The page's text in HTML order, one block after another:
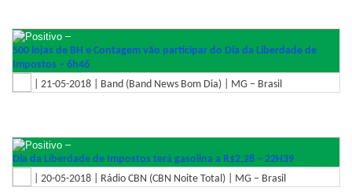
–
500 lojas de BH e Contagem vão participar do Dia da Liberdade de
Impostos – 6h46
| 21-05-2018 | Band (Band News Bom Dia) | MG – Brasil
–
Dia da Liberdade de Impostos terá gasolina a R$2,28 – 22H39
| 20-05-2018 | Rádio CBN (CBN Noite Total) | MG – Brasil